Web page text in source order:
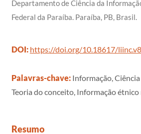
Departamento de Ciência da
Federal da Paraíba. Paraíba, PB, Brasil.
DOI: https://doi.org/10.18617/
Palavras-chave: Informação,
Teoria do conceito, Informação étnico
Resumo